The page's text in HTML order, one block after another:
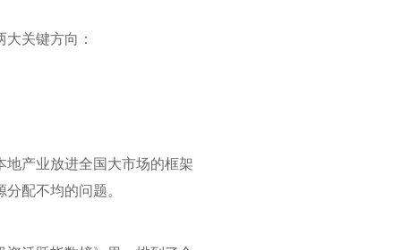
关键方向：
产业放进全国大市场的框架
配不均的问题。